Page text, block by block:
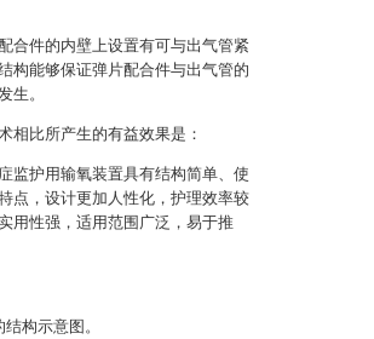
合件的内壁上设置有可与出气管紧
构能够保证弹片配合件与出气管的
生。
相比所产生的有益效果是：
监护用输氧装置具有结构简单、使
点，设计更加人性化，护理效率较
用性强，适用范围广泛，易于推
构示意图。